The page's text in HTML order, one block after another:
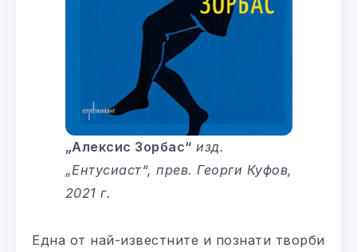
„Алексис Зорбас“ изд.
„Ентусиаст“, прев. Георги Куфов,
2021 г.
Една от най-известните и познати творби